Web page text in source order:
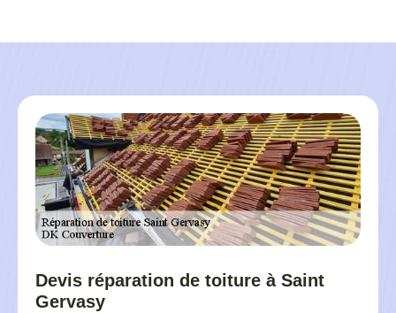
Devis réparation de toiture à Saint
Gervasy